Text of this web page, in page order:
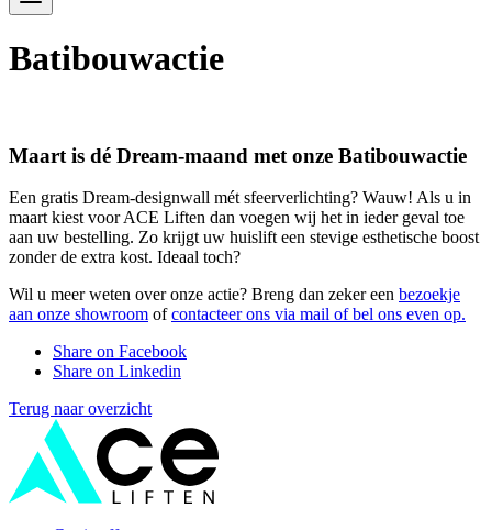
Batibouwactie
Maart is dé Dream-maand met onze Batibouwactie
Een gratis Dream-designwall mét sfeerverlichting? Wauw! Als u in
maart kiest voor ACE Liften dan voegen wij het in ieder geval toe
aan uw bestelling. Zo krijgt uw huislift een stevige esthetische boost
zonder de extra kost. Ideaal toch?
Wil u meer weten over onze actie? Breng dan zeker een bezoekje
aan onze showroom ofcontacteer ons via mail of bel ons even op.
Share on Facebook
Share on Linkedin
Terug naar overzicht